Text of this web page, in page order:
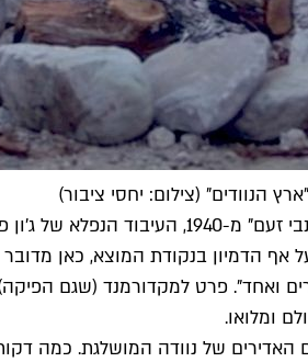
הנוודים" (צילום: יחסי ציבור)
בתחילת הצפייה ראשונה חשבתי ש"ארץ
הדמיון בנקודת המוצא, כאן
ואחד". פרט למקדורמנד (שגם
ומלואו.
של נוודה המושלגת. כמה